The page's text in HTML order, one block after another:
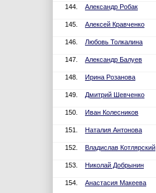
144. Александр Робак
145. Алексей Кравченко
146. Любовь Толкалина
147. Александр Балуев
148. Ирина Розанова
149. Дмитрий Шевченко
150. Иван Колесников
151. Наталия Антонова
152. Владислав Котлярский
153. Николай Добрынин
154. Анастасия Макеева